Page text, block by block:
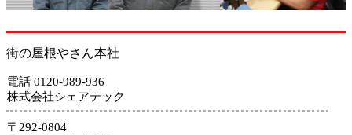
街の屋根やさん本社
電話 0120-989-936
株式会社シェアテック
〒292-0804